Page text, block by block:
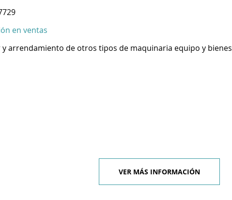
en ventas
y arrendamiento de otros tipos de maquinaria equipo y bienes
VER MÁS INFORMACIÓN